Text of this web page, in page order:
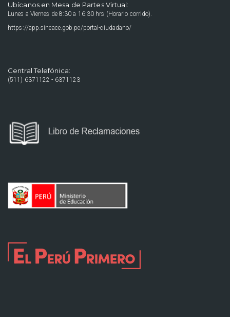
Ubícanos en Mesa de Partes Virtual:
Lunes a Viernes de 8:30 a 16:30 hrs (Horario corrido).
https://app.sineace.gob.pe/portal-ciudadano/
Central Telefónica:
(511) 6371122 - 6371123